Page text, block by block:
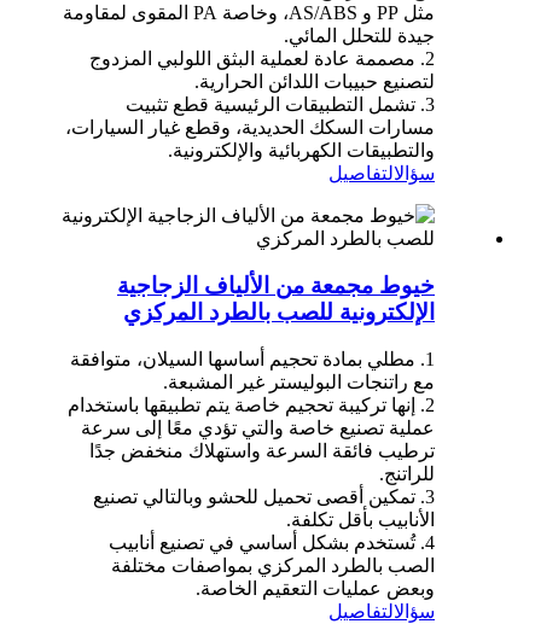
مثل PP و AS/ABS، وخاصة PA المقوى لمقاومة
جيدة للتحلل المائي.
2. مصممة عادة لعملية البثق اللولبي المزدوج
لتصنيع حبيبات اللدائن الحرارية.
3. تشمل التطبيقات الرئيسية قطع تثبيت
مسارات السكك الحديدية، وقطع غيار السيارات،
والتطبيقات الكهربائية والإلكترونية.
سؤالالتفاصيل
خيوط مجمعة من الألياف الزجاجية
الإلكترونية للصب بالطرد المركزي
1. مطلي بمادة تحجيم أساسها السيلان، متوافقة
مع راتنجات البوليستر غير المشبعة.
2. إنها تركيبة تحجيم خاصة يتم تطبيقها باستخدام
عملية تصنيع خاصة والتي تؤدي معًا إلى سرعة
ترطيب فائقة السرعة واستهلاك منخفض جدًا
للراتنج.
3. تمكين أقصى تحميل للحشو وبالتالي تصنيع
الأنابيب بأقل تكلفة.
4. تُستخدم بشكل أساسي في تصنيع أنابيب
الصب بالطرد المركزي بمواصفات مختلفة
وبعض عمليات التعقيم الخاصة.
سؤالالتفاصيل